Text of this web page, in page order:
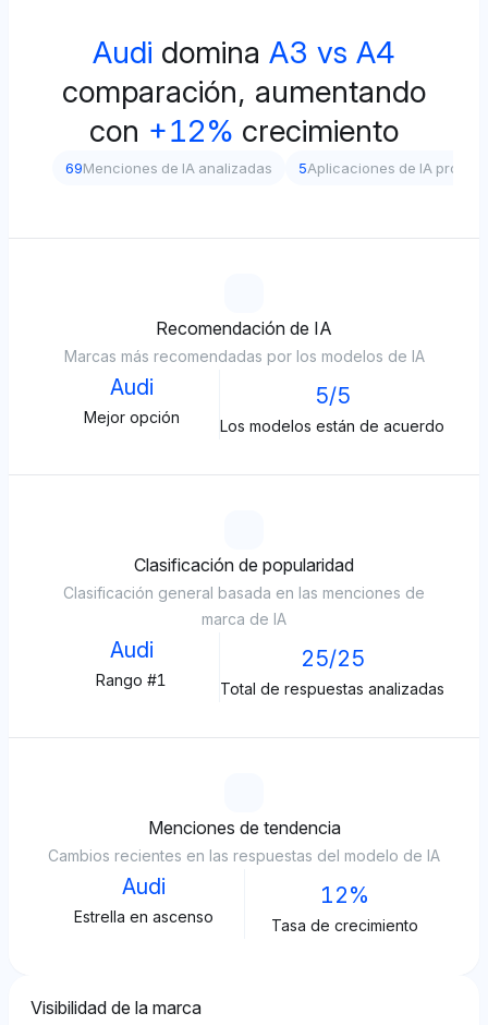
Audi domina A3 vs A4
comparación, aumentando
con +12% crecimiento
69Menciones de IA analizadas 5Aplicaciones de IA
Recomendación de IA
Marcas más recomendadas por los modelos de IA
Audi
Mejor opción
5/5
Los modelos están de acuerdo
Clasificación de popularidad
Clasificación general basada en las menciones de
marca de IA
Audi
Rango #1
25/25
Total de respuestas analizadas
Menciones de tendencia
Cambios recientes en las respuestas del modelo de IA
Audi
Estrella en ascenso
12%
Tasa de crecimiento
Visibilidad de la marca